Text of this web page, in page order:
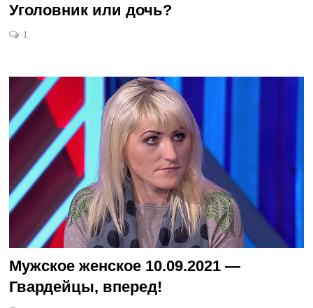
Уголовник или дочь?
1
Мужское женское 10.09.2021 —
Гвардейцы, вперед!